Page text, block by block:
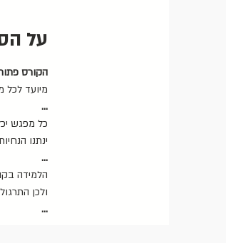
על
הקורס
מיועד לכל
...
כל מפגש
ינתנו
...
הלמידה
ולכן
...